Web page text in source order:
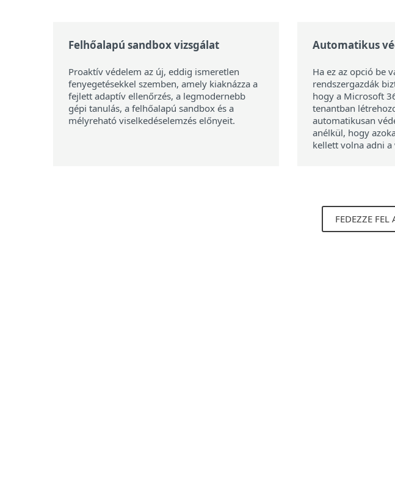
Felhőalapú sandbox vizsgálat
Proaktív védelem az új, eddig ismeretlen
fenyegetésekkel szemben, amely kiaknázza a
fejlett adaptív ellenőrzés, a legmodernebb
gépi tanulás, a felhőalapú sandbox és a
mélyreható viselkedéselemzés előnyeit.
Automatikus
Ha ez az opció be
rendszergazdák
hogy a Microsoft
tenantban
automatikusan
anélkül, hogy
kellett volna adni
FEDEZZE FEL